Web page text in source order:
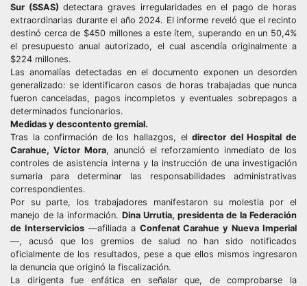
Sur (SSAS) detectara graves irregularidades en el pago de horas
extraordinarias durante el año 2024. El informe reveló que el recinto
destinó cerca de $450 millones a este ítem, superando en un 50,4%
el presupuesto anual autorizado, el cual ascendía originalmente a
$224 millones.
Las anomalías detectadas en el documento exponen un desorden
generalizado: se identificaron casos de horas trabajadas que nunca
fueron canceladas, pagos incompletos y eventuales sobrepagos a
determinados funcionarios.
Medidas y descontento gremial.
Tras la confirmación de los hallazgos, eldirector del Hospital de
Carahue, Víctor Mora, anunció el reforzamiento inmediato de los
controles de asistencia interna y la instrucción de una investigación
sumaria para determinar las responsabilidades administrativas
correspondientes.
Por su parte, los trabajadores manifestaron su molestia por el
manejo de la información. Dina Urrutia, presidenta de la Federación
de Interservicios—afiliada a Confenat Carahue y Nueva Imperial
—, acusó que los gremios de salud no han sido notificados
oficialmente de los resultados, pese a que ellos mismos ingresaron
la denuncia que originó la fiscalización.
La dirigenta fue enfática en señalar que, de comprobarse la